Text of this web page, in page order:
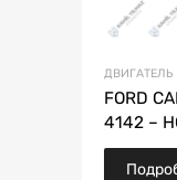
ДВИГАТЕЛЬ
FORD
4142 –